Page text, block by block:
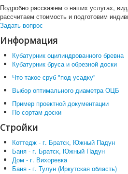
Подробно расскажем о наших услугах,
рассчитаем стоимость и подготовим
Задать вопрос
Информация
Кубатурник оцилиндрованного бревна
Кубатурник бруса и обрезной доски
Что такое сруб "под усадку"
Выбор оптимального диаметра ОЦБ
Пример проектной документации
По сортам доски
Стройки
Коттедж - г. Братск, Южный Падун
Баня - г. Братск, Южный Падун
Дом - г. Вихоревка
Баня - г. Тулун (Иркутская область)